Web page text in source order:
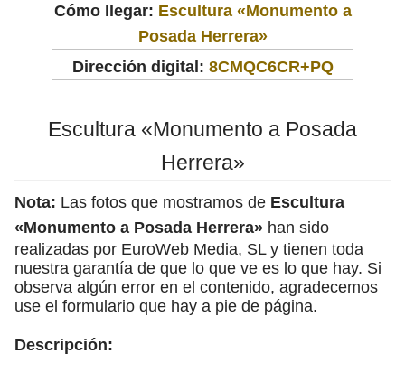
Cómo llegar: Escultura «Monumento a
Posada Herrera»
Dirección digital: 8CMQC6CR+PQ
Escultura «Monumento a Posada
Herrera»
Nota: Las fotos que mostramos de Escultura
«Monumento a Posada Herrera» han sido
realizadas por EuroWeb Media, SL y tienen toda
nuestra garantía de que lo que ve es lo que hay. Si
observa algún error en el contenido, agradecemos
use el formulario que hay a pie de página.
Descripción: